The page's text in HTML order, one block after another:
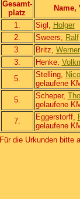
Gesamt-
platz
Name,
1.
Sigl, Holger
2.
Sweers, Ralf
3.
Britz, Werner
3.
Henke,
5.
Stelling,
gelaufene
5. Scheper,
gelaufene
7. Eggerstorff,
gelaufene
Für die Urkunden bitte